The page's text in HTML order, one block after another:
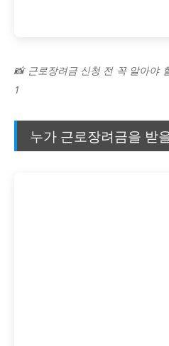
📸 근로장려금 신청 전 꼭 알아야
1
누가 근로장려금을 받